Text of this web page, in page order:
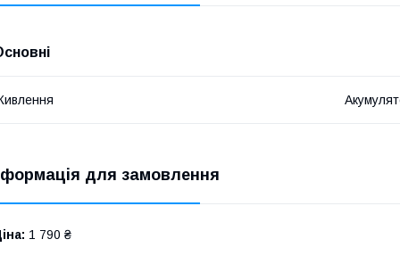
для замовлення
1 790 ₴